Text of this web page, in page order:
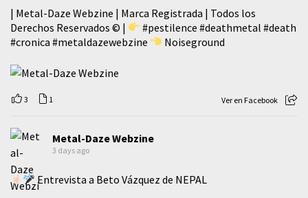
| Metal-Daze Webzine | Marca Registrada | Todos los
Derechos Reservados © |
#pestilence #deathmetal #death
#cronica #metaldazewebzine Noiseground
3 1 Ver en Facebook
Metal-Daze Webzine
3 days ago
Entrevista a Beto Vázquez de NEPAL